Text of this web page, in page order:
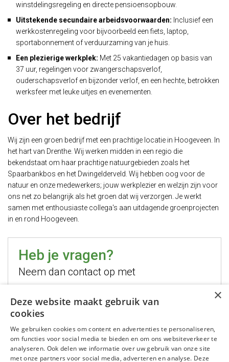
winstdelingsregeling en directe pensioensopbouw.
Uitstekende secundaire arbeidsvoorwaarden: Inclusief een
werkkostenregeling voor bijvoorbeeld een fiets, laptop,
sportabonnement of verduurzaming van je huis.
Een plezierige werkplek: Met 25 vakantiedagen op basis van
37 uur, regelingen voor zwangerschapsverlof,
ouderschapsverlof en bijzonder verlof, en een hechte, betrokken
werksfeer met leuke uitjes en evenementen.
Over het bedrijf
Wij zijn een groen bedrijf met een prachtige locatie in Hoogeveen. In
het hart van Drenthe. Wij werken midden in een regio die
bekendstaat om haar prachtige natuurgebieden zoals het
Spaarbankbos en het Dwingelderveld. Wij hebben oog voor de
natuur en onze medewerkers; jouw werkplezier en welzijn zijn voor
ons net zo belangrijk als het groen dat wij verzorgen. Je werkt
samen met enthousiaste collega's aan uitdagende groenprojecten
in en rond Hoogeveen.
Heb je vragen?
Neem dan contact op met
Hugo Jelier
Bel mij
Stuur mij een email
×
Deze website maakt gebruik van
cookies
We gebruiken cookies om content en advertenties te personaliseren,
om functies voor social media te bieden en om ons websiteverkeer te
analyseren. Ook delen we informatie over uw gebruik van onze site
met onze partners voor social media, adverteren en analyse. Deze